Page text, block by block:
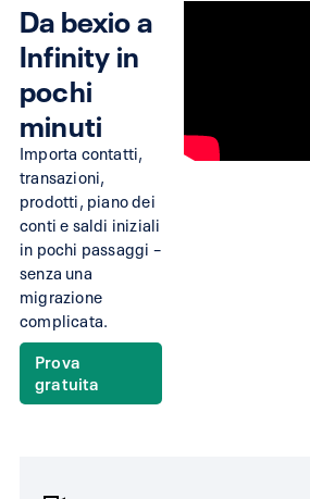
Prova
Infinity
con
una
versione
di
prova
gratuita
e
scopri
la
contabilità
svizzera
Da bexio a
Infinity in
pochi
minuti
Importa contatti,
transazioni,
prodotti, piano dei
conti e saldi iniziali
in pochi passaggi –
senza una
migrazione
complicata.
Prova
gratuita